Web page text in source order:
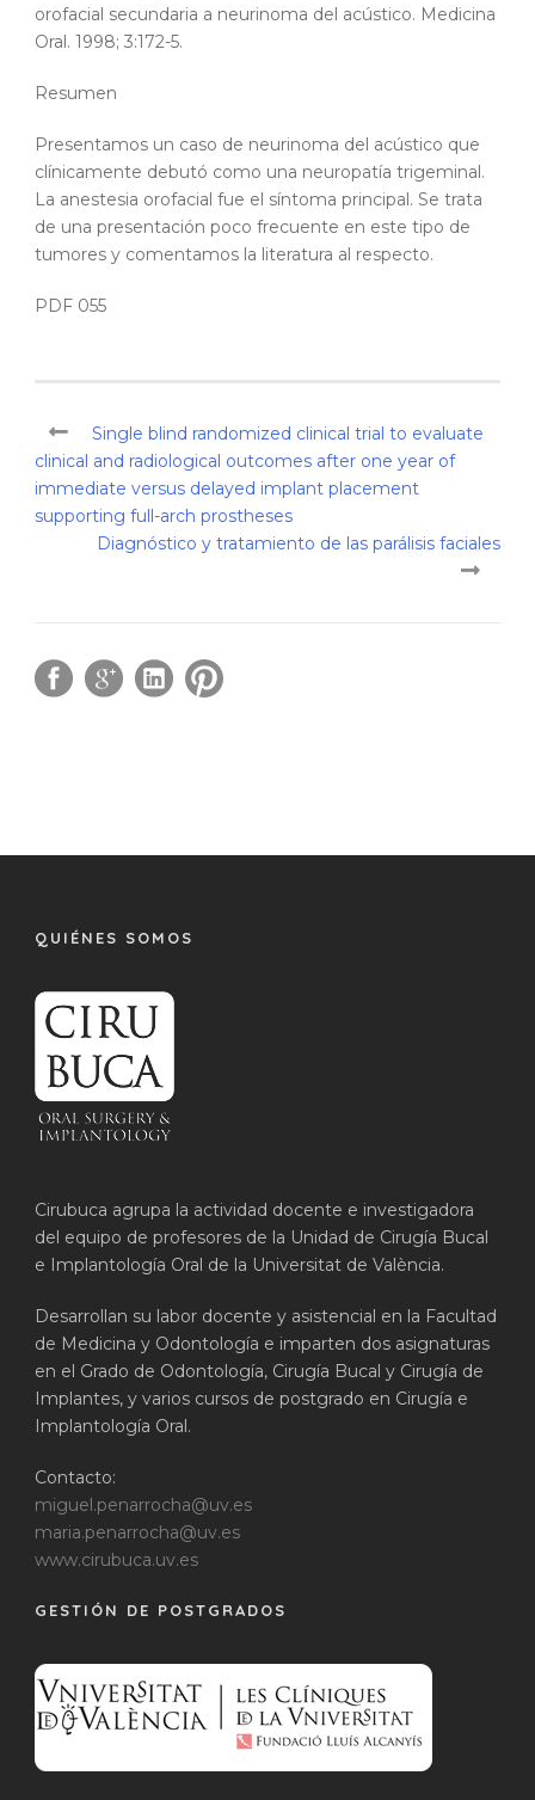
orofacial secundaria a neurinoma del acústico. Medicina
Oral. 1998; 3:172-5.
Resumen
Presentamos un caso de neurinoma del acústico que
clínicamente debutó como una neuropatía trigeminal.
La anestesia orofacial fue el síntoma principal. Se trata
de una presentación poco frecuente en este tipo de
tumores y comentamos la literatura al respecto.
PDF 055
Single blind randomized clinical trial to evaluate
clinical and radiological outcomes after one year of
immediate versus delayed implant placement
supporting full-arch prostheses
Diagnóstico y tratamiento de las parálisis faciales
QUIÉNES SOMOS
Cirubuca agrupa la actividad docente e investigadora
del equipo de profesores de la Unidad de Cirugía Bucal
e Implantología Oral de la Universitat de València.
Desarrollan su labor docente y asistencial en la Facultad
de Medicina y Odontología e imparten dos asignaturas
en el Grado de Odontología, Cirugía Bucal y Cirugía de
Implantes, y varios cursos de postgrado en Cirugía e
Implantología Oral.
Contacto:
miguel.penarrocha@uv.es
maria.penarrocha@uv.es
www.cirubuca.uv.es
GESTIÓN DE POSTGRADOS